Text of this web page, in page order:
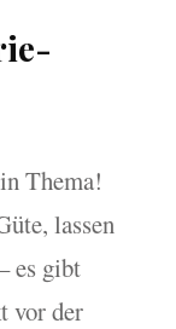
Thema!
lassen
es gibt
vor der